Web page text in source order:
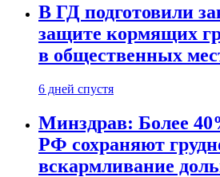
В ГД подготовили
защите кормящих
в общественных
6 дней спустя
Минздрав: Более
РФ сохраняют
вскармливание